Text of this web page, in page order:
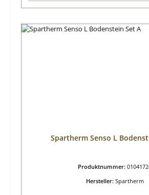
Spartherm Senso L
Produktnummer:
Hersteller: Spartherm